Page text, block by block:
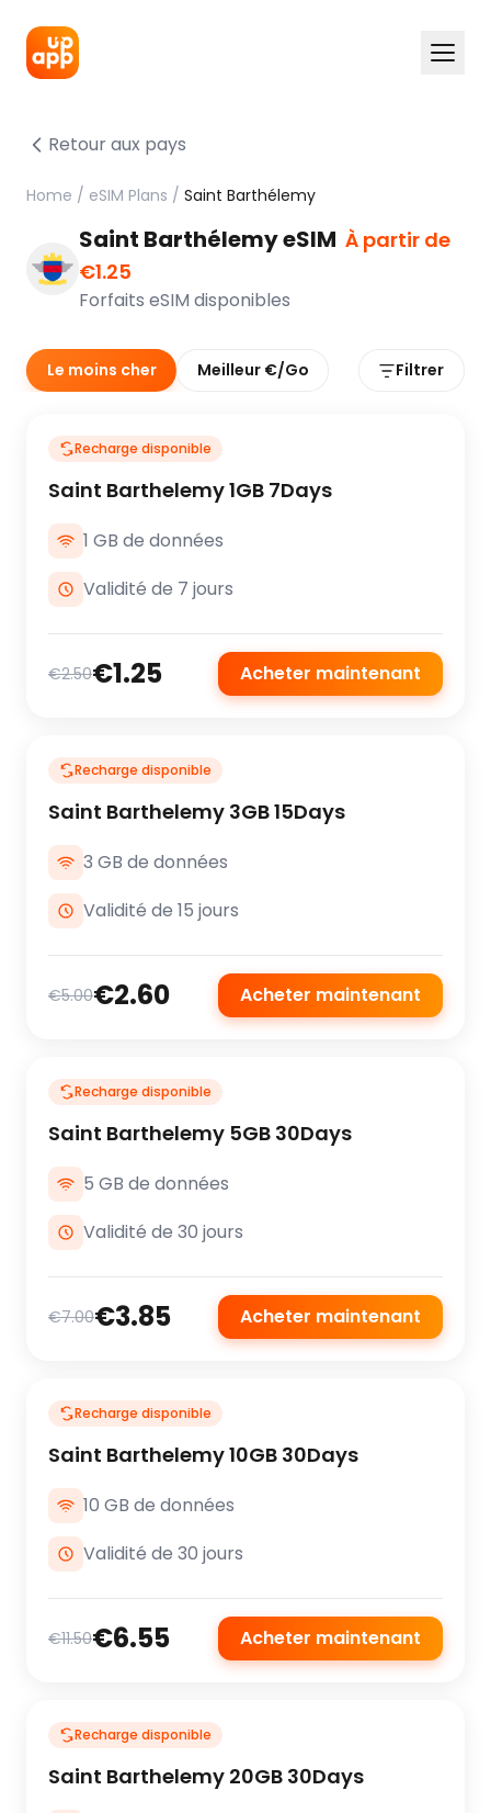
Retour aux pays
Home / eSIM Plans / Saint Barthélemy
Saint Barthélemy eSIM À partir de
€1.25
Forfaits eSIM disponibles
Le moins cher Meilleur €/Go Filtrer
Recharge disponible
Saint Barthelemy 1GB 7Days
1 GB de données
Validité de 7 jours
€2.50€1.25 Acheter maintenant
Recharge disponible
Saint Barthelemy 3GB 15Days
3 GB de données
Validité de 15 jours
€5.00€2.60 Acheter maintenant
Recharge disponible
Saint Barthelemy 5GB 30Days
5 GB de données
Validité de 30 jours
€7.00€3.85 Acheter maintenant
Recharge disponible
Saint Barthelemy 10GB 30Days
10 GB de données
Validité de 30 jours
€11.50€6.55 Acheter maintenant
Recharge disponible
Saint Barthelemy 20GB 30Days